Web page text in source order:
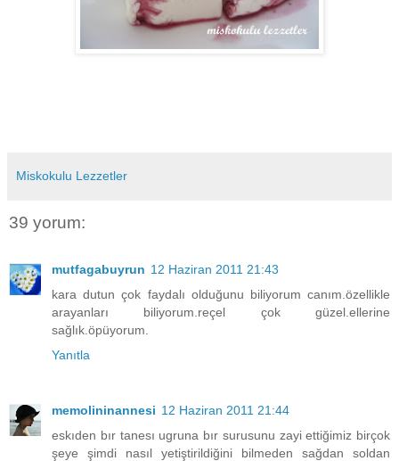
Miskokulu Lezzetler
39 yorum:
mutfagabuyrun 12 Haziran 2011 21:43
kara dutun çok faydalı olduğunu biliyorum canım.özellikle
arayanları biliyorum.reçel çok güzel.ellerine
sağlık.öpüyorum.
Yanıtla
memolininannesi 12 Haziran 2011 21:44
eskıden bır tanesı ugruna bır surusunu zayi ettiğimiz birçok
şeye şimdi nasıl yetiştirildiğini bilmeden sağdan soldan